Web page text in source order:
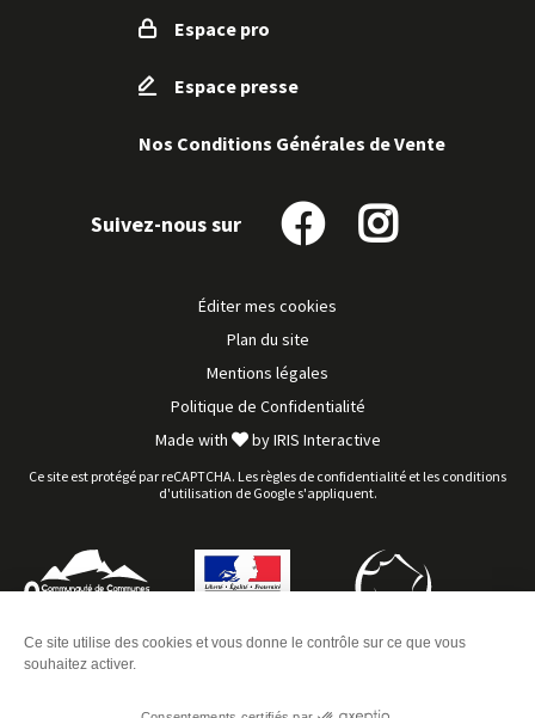
Espace pro
Espace presse
Nos Conditions Générales de Vente
Suivez-nous sur
Suivez-
sur
Suivez-
Éditer mes cookies
Plan du site
Mentions légales
Politique de Confidentialité
Made with
byIRIS Interactive
Ce site est protégé par reCAPTCHA. Les règles de confidentialité et les conditions
d'utilisation de Google s'appliquent.
Ce site utilise des cookies et vous donne le contrôle sur ce que vous
souhaitez activer.